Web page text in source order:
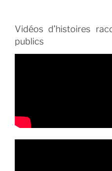
Vidéos d’histoires
publics